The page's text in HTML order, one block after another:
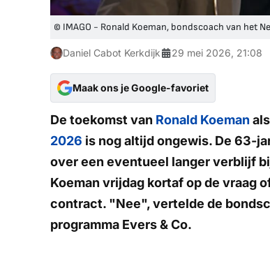
© IMAGO - Ronald Koeman, bondscoach van het
Daniel Cabot Kerkdijk 29 mei 2026, 21:08
Maak ons je Google-favoriet
De toekomst van Ronald Koeman
2026 is nog altijd ongewis. De 63-
over een eventueel langer verblijf
Koeman vrijdag kortaf op de vraag
contract. "Nee", vertelde de
programma Evers & Co.